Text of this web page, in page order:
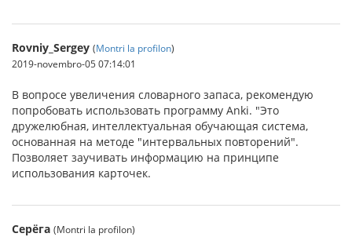
Rovniy_Sergey (Montri la profilon)
2019-novembro-05 07:14:01
В вопросе увеличения словарного запаса, рекомендую
попробовать использовать программу Anki. "Это
дружелюбная, интеллектуальная обучающая система,
основанная на методе "интервальных повторений".
Позволяет заучивать информацию на принципе
использования карточек.
Серёга (Montri la profilon)